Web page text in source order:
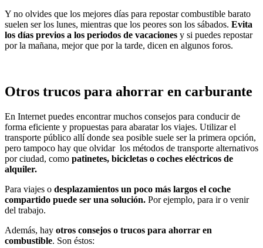
Y no olvides que los mejores días para repostar combustible barato
suelen ser los lunes, mientras que los peores son los sábados. Evita
los días previos a los periodos de vacaciones y si puedes repostar
por la mañana, mejor que por la tarde, dicen en algunos foros.
Otros trucos para ahorrar en carburante
En Internet puedes encontrar muchos consejos para conducir de
forma eficiente y propuestas para abaratar los viajes. Utilizar el
transporte público allí donde sea posible suele ser la primera opción,
pero tampoco hay que olvidar los métodos de transporte alternativos
por ciudad, como patinetes, bicicletas o coches eléctricos de
alquiler.
Para viajes o desplazamientos un poco más largos el coche
compartido puede ser una solución. Por ejemplo, para ir o venir
del trabajo.
Además, hay otros consejos o trucos para ahorrar en
combustible. Son éstos: